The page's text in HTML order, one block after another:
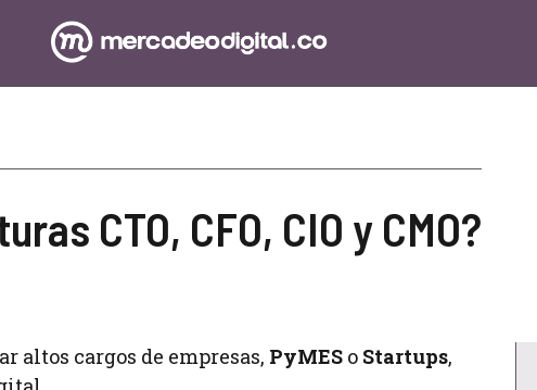
CTO, CFO, CIO y CMO?
cargos de empresas, PyMES o Startups,